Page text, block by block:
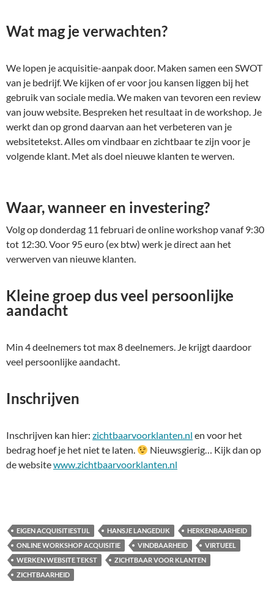
Wat mag je verwachten?
We lopen je acquisitie-aanpak door. Maken samen een SWOT
van je bedrijf. We kijken of er voor jou kansen liggen bij het
gebruik van sociale media. We maken van tevoren een review
van jouw website. Bespreken het resultaat in de workshop. Je
werkt dan op grond daarvan aan het verbeteren van je
websitetekst. Alles om vindbaar en zichtbaar te zijn voor je
volgende klant. Met als doel nieuwe klanten te werven.
Waar, wanneer en investering?
Volg op donderdag 11 februari de online workshop vanaf 9:30
tot 12:30. Voor 95 euro (ex btw) werk je direct aan het
verwerven van nieuwe klanten.
Kleine groep dus veel persoonlijke
aandacht
Min 4 deelnemers tot max 8 deelnemers. Je krijgt daardoor
veel persoonlijke aandacht.
Inschrijven
Inschrijven kan hier: zichtbaarvoorklanten.nl en voor het
bedrag hoef je het niet te laten.
Nieuwsgierig… Kijk dan op
de websitewww.zichtbaarvoorklanten.nl
EIGEN ACQUISITIESTIJL HANSJE LANGEDIJK
HERKENBAARHEID
ONLINE WORKSHOP ACQUISITIE
VINDBAARHEID
VIRTUEEL
WERKEN WEBSITE TEKST
ZICHTBAAR VOOR KLANTEN
ZICHTBAARHEID